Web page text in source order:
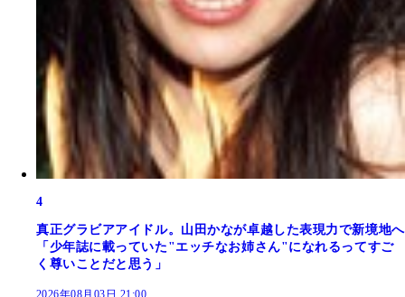
4
真正グラビアアイドル。山田かなが卓越した表現力で新境地へ
「少年誌に載っていた"エッチなお姉さん"になれるってすご
く尊いことだと思う」
2026年08月03日 21:00